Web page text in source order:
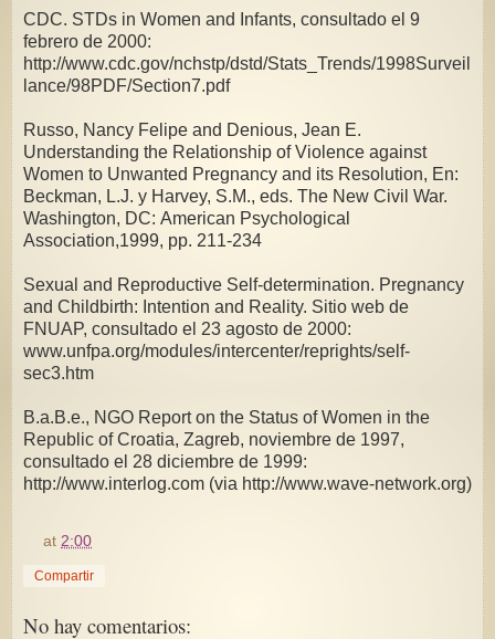
CDC. STDs in Women and Infants, consultado el 9
febrero de 2000:
http://www.cdc.gov/nchstp/dstd/Stats_Trends/1998Surveil
lance/98PDF/Section7.pdf
Russo, Nancy Felipe and Denious, Jean E.
Understanding the Relationship of Violence against
Women to Unwanted Pregnancy and its Resolution, En:
Beckman, L.J. y Harvey, S.M., eds. The New Civil War.
Washington, DC: American Psychological
Association,1999, pp. 211-234
Sexual and Reproductive Self-determination. Pregnancy
and Childbirth: Intention and Reality. Sitio web de
FNUAP, consultado el 23 agosto de 2000:
www.unfpa.org/modules/intercenter/reprights/self-
sec3.htm
B.a.B.e., NGO Report on the Status of Women in the
Republic of Croatia, Zagreb, noviembre de 1997,
consultado el 28 diciembre de 1999:
http://www.interlog.com (via http://www.wave-network.org)
at 2:00
Compartir
No hay comentarios: